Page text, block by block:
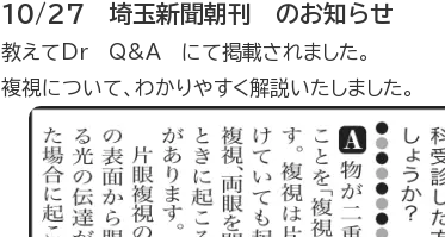
10/27 埼玉新聞朝刊 のお知らせ
教えてDr Q&A にて掲載されました。
複視について、わかりやすく解説いたしました。